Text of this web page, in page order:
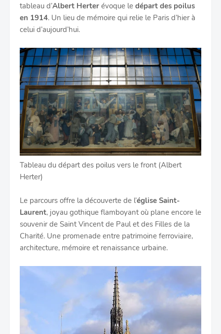
tableau d’Albert Herter évoque le départ des poilus
en 1914. Un lieu de mémoire qui relie le Paris d’hier à
celui d’aujourd’hui.
Tableau du départ des poilus vers le front (Albert
Herter)
Le parcours offre la découverte de l’église Saint-
Laurent, joyau gothique flamboyant où plane encore le
souvenir de Saint Vincent de Paul et des Filles de la
Charité. Une promenade entre patrimoine ferroviaire,
architecture, mémoire et renaissance urbaine.